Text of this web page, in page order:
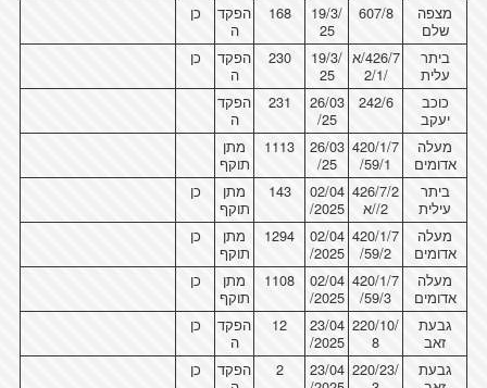
מצפה
שלם
607/8
19/3/
25
168
הפקד
ה
כן
ביתר
עלית
426/7/א
/2/1
19/3/
25
230
הפקד
ה
כן
כוכב
יעקב
242/6
26/03
/25
231
הפקד
ה
מעלה
אדומים
420/1/7
/59/1
26/03
/25
1113
מתן
תוקף
ביתר
עילית
426/7/2
/2/א
02/04
/2025
143
מתן
תוקף
כן
מעלה
אדומים
420/1/7
/59/2
02/04
/2025
1294
מתן
תוקף
כן
מעלה
אדומים
420/1/7
/59/3
02/04
/2025
1108
מתן
תוקף
כן
גבעת
זאב
220/10/
8
23/04
/2025
12
הפקד
ה
כן
גבעת
220/23/
23/04
2
הפקד
כן